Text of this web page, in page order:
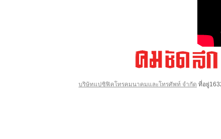
บริษัทแปซิฟิคโทรคมนาคมและโทรศัพท์ จำกัด ที่อยู่